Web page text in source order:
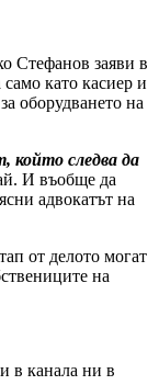
Стефанов заяви в
само като касиер и
оборудването на
който следва да
И въобще да
адвокатът на
от делото могат
на
в канала ни в